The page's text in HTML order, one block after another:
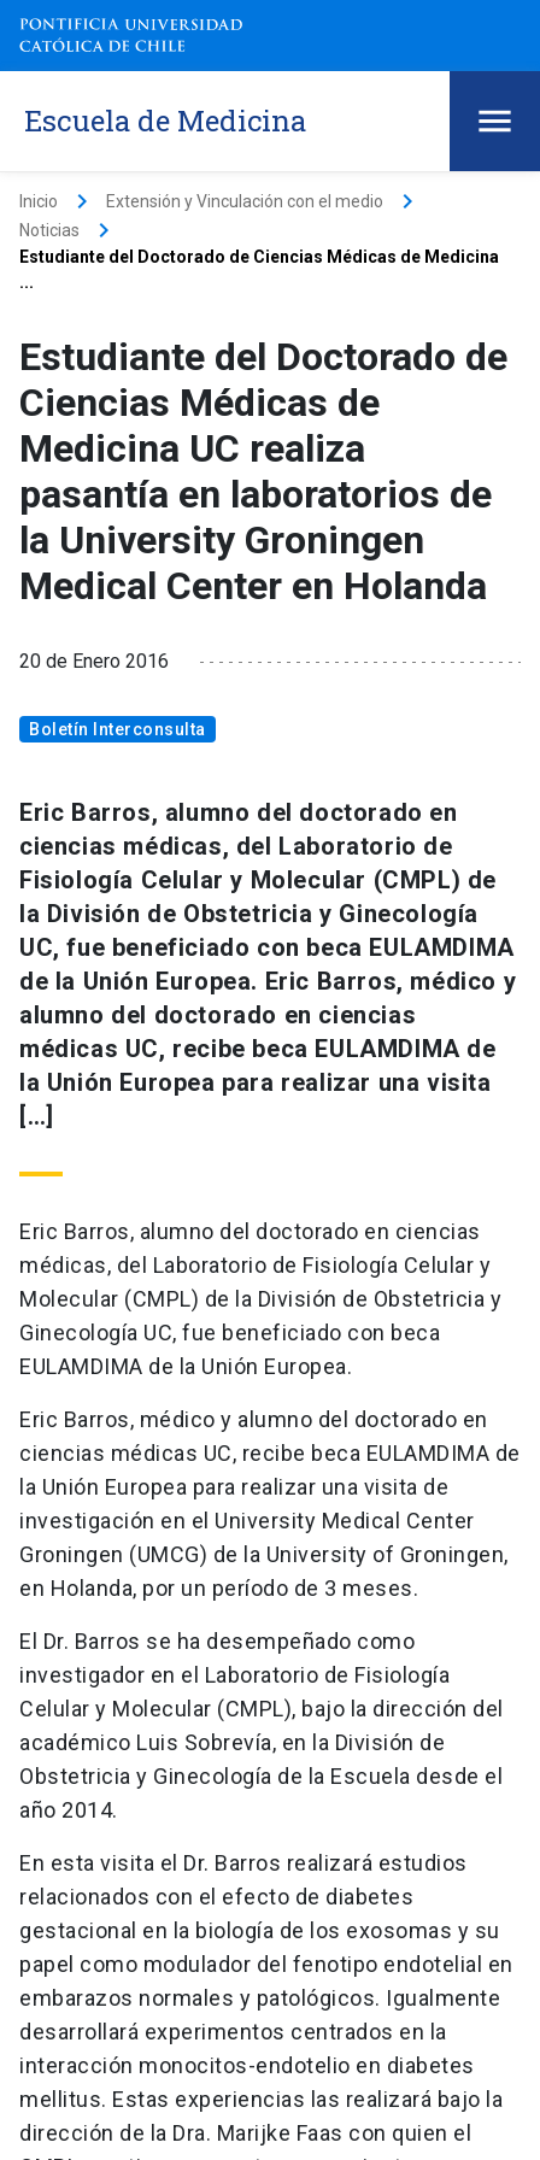
Escuela de Medicina
Inicio keyboard_arrow_right Extensión y Vinculación con el medio keyboard_arrow_right
Noticias keyboard_arrow_right
Estudiante del Doctorado de Ciencias Médicas de Medicina
...
Estudiante del Doctorado de
Ciencias Médicas de
Medicina UC realiza
pasantía en laboratorios de
la University Groningen
Medical Center en Holanda
20 de Enero 2016
Boletín Interconsulta
Eric Barros, alumno del doctorado en
ciencias médicas, del Laboratorio de
Fisiología Celular y Molecular (CMPL) de
la División de Obstetricia y Ginecología
UC, fue beneficiado con beca EULAMDIMA
de la Unión Europea. Eric Barros, médico y
alumno del doctorado en ciencias
médicas UC, recibe beca EULAMDIMA de
la Unión Europea para realizar una visita
[…]
Eric Barros, alumno del doctorado en ciencias
médicas, del Laboratorio de Fisiología Celular y
Molecular (CMPL) de la División de Obstetricia y
Ginecología UC, fue beneficiado con beca
EULAMDIMA de la Unión Europea.
Eric Barros, médico y alumno del doctorado en
ciencias médicas UC, recibe beca EULAMDIMA de
la Unión Europea para realizar una visita de
investigación en el University Medical Center
Groningen (UMCG) de la University of Groningen,
en Holanda, por un período de 3 meses.
El Dr. Barros se ha desempeñado como
investigador en el Laboratorio de Fisiología
Celular y Molecular (CMPL), bajo la dirección del
académico Luis Sobrevía, en la División de
Obstetricia y Ginecología de la Escuela desde el
año 2014.
En esta visita el Dr. Barros realizará estudios
relacionados con el efecto de diabetes
gestacional en la biología de los exosomas y su
papel como modulador del fenotipo endotelial en
embarazos normales y patológicos. Igualmente
desarrollará experimentos centrados en la
interacción monocitos-endotelio en diabetes
mellitus. Estas experiencias las realizará bajo la
dirección de la Dra. Marijke Faas con quien el